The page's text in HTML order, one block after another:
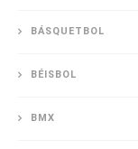
BÁSQUETBOL
BÉISBOL
BMX